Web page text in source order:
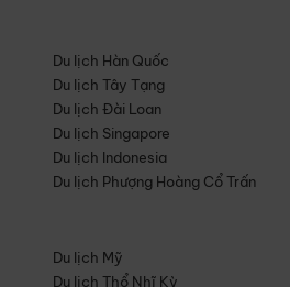
Du lịch Hàn Quốc
Du lịch Tây Tạng
Du lịch Đài Loan
Du lịch Singapore
Du lịch Indonesia
Du lịch Phượng Hoàng Cổ Trấn
Du lịch Mỹ
Du lịch Thổ Nhĩ Kỳ